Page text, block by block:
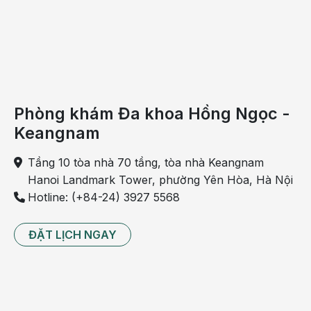
thể đứa bé tới bác sĩ để làm sạch cho bé
Phòng khám Đa khoa Hồng Ngọc -
Keangnam
Tầng 10 tòa nhà 70 tầng, tòa nhà Keangnam
Hanoi Landmark Tower, phường Yên Hòa, Hà Nội
Hotline: (+84-24) 3927 5568
ĐẶT LỊCH NGAY